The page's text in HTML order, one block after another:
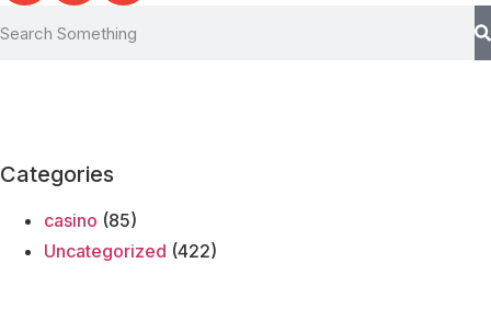
Categories
casino (85)
Uncategorized (422)